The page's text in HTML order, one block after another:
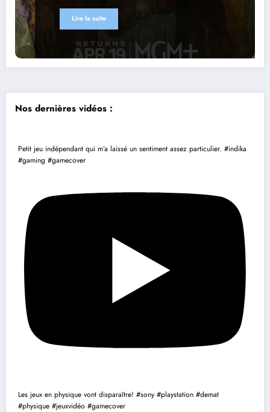
Lire la suite
Nos dernières vidéos :
Petit jeu indépendant qui m’a laissé un sentiment assez particulier. #indika
#gaming #gamecover
Les jeux en physique vont disparaître! #sony #playstation #demat
#physique #jeuxvidéo #gamecover